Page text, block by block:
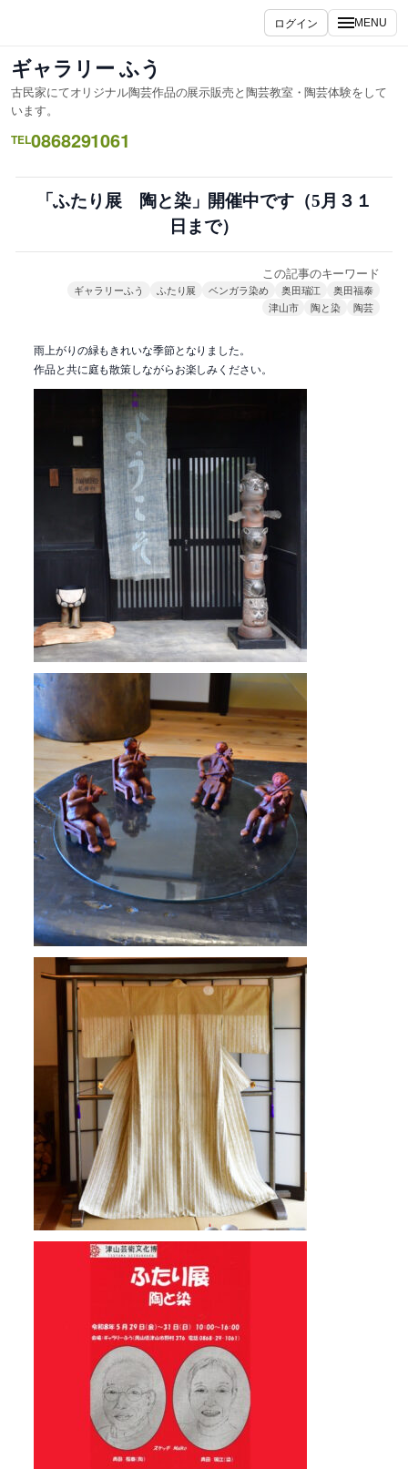
ス
キ
ッ
プ
ログイン MENU
ギャラリー ふう
古民家にてオリジナル陶芸作品の展示販売と陶芸教室・陶芸体験をして
います。
TEL0868291061
「ふたり展 陶と染」開催中です（5月３１
日まで）
この記事のキーワード
ギャラリーふう ふたり展 ベンガラ染め 奥田瑞江
奥田福泰
津山市
陶と染 陶芸
雨上がりの緑もきれいな季節となりました。
作品と共に庭も散策しながらお楽しみください。